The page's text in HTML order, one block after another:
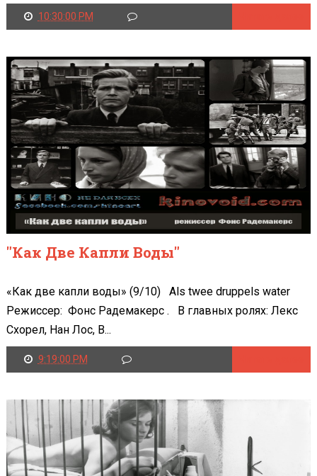
10:30:00 PM
"Как Две Капли Воды"
«Как две капли воды» (9/10) Als twee druppels water
Режиссер: Фонс Радемакерс . В главных ролях: Лекс
Схорел, Нан Лос, В...
9:19:00 PM